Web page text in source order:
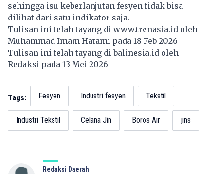
sehingga isu keberlanjutan fesyen tidak bisa
dilihat dari satu indikator saja.
Tulisan ini telah tayang di www.trenasia.id oleh
Muhammad Imam Hatami pada 18 Feb 2026
Tulisan ini telah tayang dibalinesia.id oleh
Redaksi pada 13 Mei 2026
Tags: Fesyen Industri fesyen Tekstil
Industri Tekstil Celana Jin Boros Air jins
Redaksi Daerah